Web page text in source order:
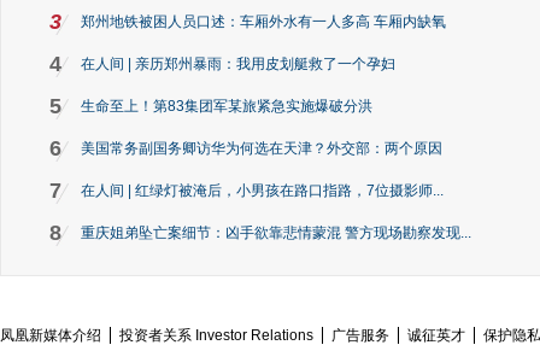
3 郑州地铁被困人员口述：车厢外水有一人多高 车厢内缺氧
4 在人间 | 亲历郑州暴雨：我用皮划艇救了一个孕妇
5 生命至上！第83集团军某旅紧急实施爆破分洪
6 美国常务副国务卿访华为何选在天津？外交部：两个原因
7 在人间 | 红绿灯被淹后，小男孩在路口指路，7位摄影师...
8 重庆姐弟坠亡案细节：凶手欲靠悲情蒙混 警方现场勘察发现...
凤凰新媒体介绍 投资者关系 Investor Relations 广告服务 诚征英才
保护隐